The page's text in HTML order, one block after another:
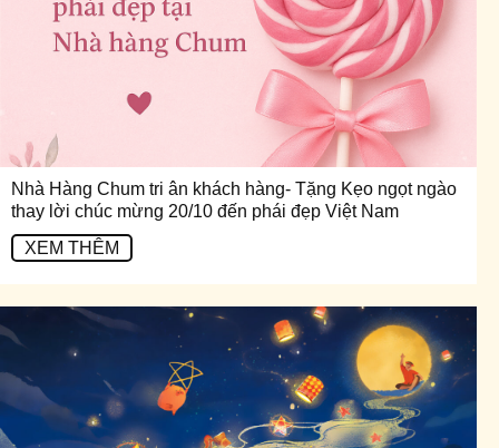
Nhà Hàng Chum tri ân khách hàng- Tặng Kẹo ngọt ngào
thay lời chúc mừng 20/10 đến phái đẹp Việt Nam
XEM THÊM